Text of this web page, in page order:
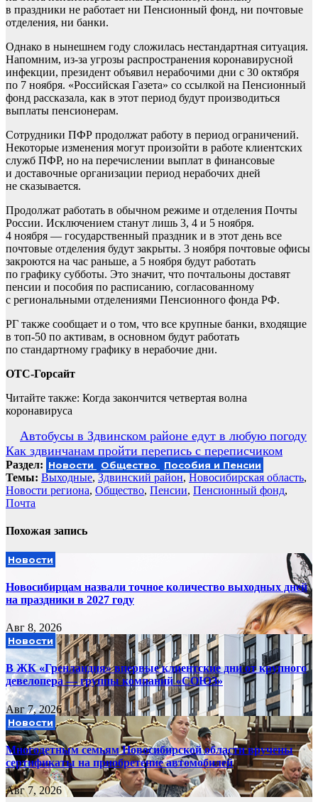
в праздники не работает ни Пенсионный фонд, ни почтовые
отделения, ни банки.
Однако в нынешнем году сложилась нестандартная ситуация.
Напомним, из-за угрозы распространения коронавирусной
инфекции, президент объявил нерабочими дни с 30 октября
по 7 ноября. «Российская Газета» со ссылкой на Пенсионный
фонд рассказала, как в этот период будут производиться
выплаты пенсионерам.
Сотрудники ПФР продолжат работу в период ограничений.
Некоторые изменения могут произойти в работе клиентских
служб ПФР, но на перечислении выплат в финансовые
и доставочные организации период нерабочих дней
не сказывается.
Продолжат работать в обычном режиме и отделения Почты
России. Исключением станут лишь 3, 4 и 5 ноября.
4 ноября — государственный праздник и в этот день все
почтовые отделения будут закрыты. 3 ноября почтовые офисы
закроются на час раньше, а 5 ноября будут работать
по графику субботы. Это значит, что почтальоны доставят
пенсии и пособия по расписанию, согласованному
с региональными отделениями Пенсионного фонда РФ.
РГ также сообщает и о том, что все крупные банки, входящие
в топ-50 по активам, в основном будут работать
по стандартному графику в нерабочие дни.
ОТС-Горсайт
Читайте также: Когда закончится четвертая волна
коронавируса
Навигация
по
записям
Автобусы в Здвинском районе едут в любую погоду
Как здвинчанам пройти перепись с переписчиком
Раздел: Новости Общество Пособия и Пенсии
Темы: Выходные, Здвинский район, Новосибирская область,
Новости региона, Общество, Пенсии, Пенсионный фонд,
Почта
Похожая запись
Новости
Новосибирцам назвали точное количество выходных дней
на праздники в 2027 году
Авг 8, 2026
Новости
В ЖК «Гренландия» впервые клиентские дни от крупного
девелопера — группы компаний «СОЮЗ»
Авг 7, 2026
Новости
Многодетным семьям Новосибирской области вручены
сертификаты на приобретение автомобилей
Авг 7, 2026